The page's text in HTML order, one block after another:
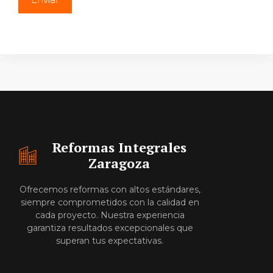
Reformas Integrales
Zaragoza
Ofrecemos reformas con altos estándares,
siempre comprometidos con la calidad en
cada proyecto. Nuestra experiencia
garantiza resultados excepcionales que
superan tus expectativas.